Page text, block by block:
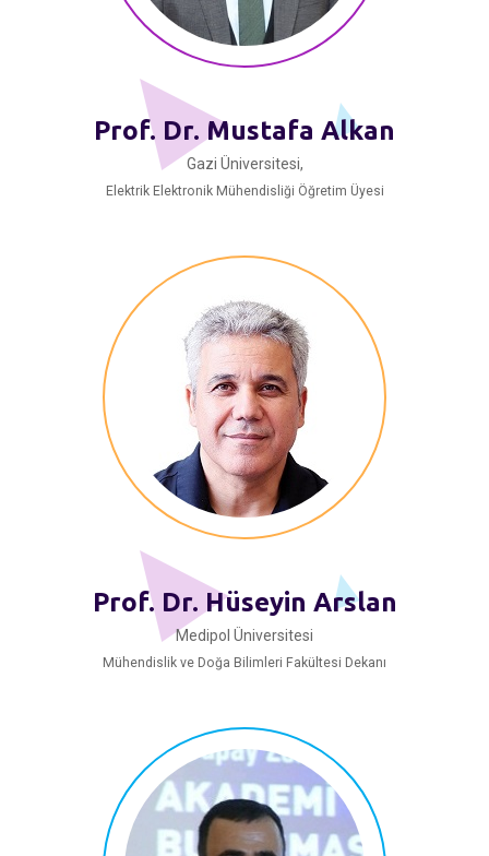
Prof. Dr. Mustafa Alkan
Gazi Üniversitesi,
Elektrik Elektronik Mühendisliği Öğretim Üyesi
Prof. Dr. Hüseyin Arslan
Medipol Üniversitesi
Mühendislik ve Doğa Bilimleri Fakültesi Dekanı